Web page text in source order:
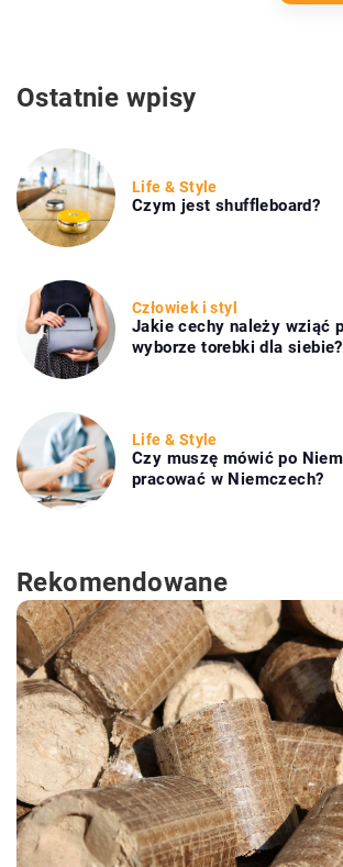
Ostatnie wpisy
Life & Style
Czym jest shuffleboard?
Człowiek i styl
Jakie cechy należy wziąć
wyborze torebki dla siebie?
Life & Style
Czy muszę mówić po
pracować w Niemczech?
Rekomendowane